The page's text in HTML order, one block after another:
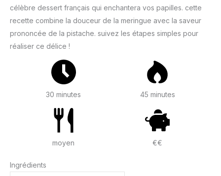
célèbre dessert français qui enchantera vos papilles. cette
recette combine la douceur de la meringue avec la saveur
prononcée de la pistache. suivez les étapes simples pour
réaliser ce délice !
30 minutes 45 minutes
moyen €€
Ingrédients